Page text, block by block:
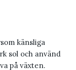
känsliga
sol och använd
på växten.